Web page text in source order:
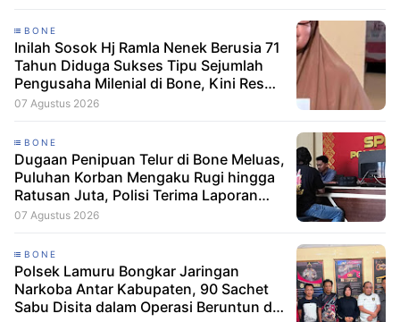
BONE
Inilah Sosok Hj Ramla Nenek Berusia 71
Tahun Diduga Sukses Tipu Sejumlah
Pengusaha Milenial di Bone, Kini Resmi
Dilaporkan Dengan Kerugian Korban
07 Agustus 2026
BONE
Dugaan Penipuan Telur di Bone Meluas,
Puluhan Korban Mengaku Rugi hingga
Ratusan Juta, Polisi Terima Laporan
Resmi
07 Agustus 2026
BONE
Polsek Lamuru Bongkar Jaringan
Narkoba Antar Kabupaten, 90 Sachet
Sabu Disita dalam Operasi Beruntun di